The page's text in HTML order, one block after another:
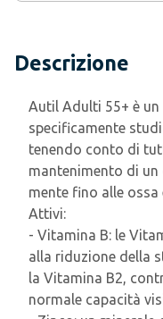
Descrizione
Autil Adulti 55+ è
specificamente
tenendo conto di
mantenimento di
mente fino alle ossa
Attivi:
- Vitamina B: le
alla riduzione della
la Vitamina B2,
normale capacità